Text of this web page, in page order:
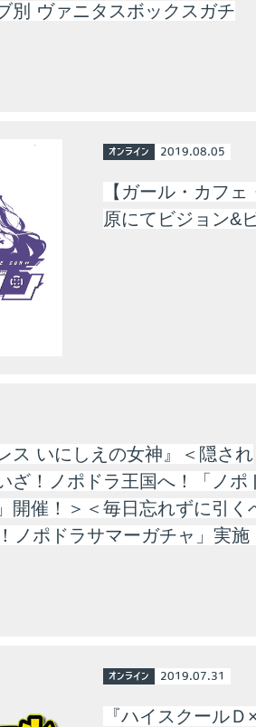
別 ヴァニタスボックスガチ
オンライン 2019.08.05
【ガール・カフ
原にてビジョン&
ス いにしえの女神』＜隠され
ざ！ノポドラ王国へ！「ノポ
開催！＞＜毎日忘れずに引く
ノポドラサマーガチャ」実施
オンライン 2019.07.31
『ハイスクール